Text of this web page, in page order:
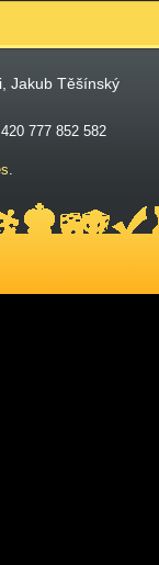
Jakub Těšínský
777 852 582
.